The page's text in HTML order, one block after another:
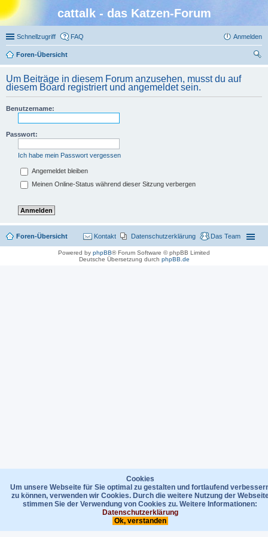
cattalk - das Katzen-Forum
Schnellzugriff FAQ Anmelden
Foren-Übersicht
Um Beiträge in diesem Forum anzusehen, musst du auf
diesem Board registriert und angemeldet sein.
Benutzername:
Passwort:
Ich habe mein Passwort vergessen
Angemeldet bleiben
Meinen Online-Status während dieser Sitzung verbergen
Cookies
Um unsere Webseite für Sie optimal zu gestalten und fortlaufend
zu können, verwenden wir Cookies. Durch die weitere Nutzung der
stimmen Sie der Verwendung von Cookies zu. Weitere Informationen:
Datenschutzerklärung
Ok, verstanden
Foren-Übersicht Das Team
Datenschutzerklärung
Kontakt
Powered by phpBB® Forum Software © phpBB Limited
Deutsche Übersetzung durch phpBB.de